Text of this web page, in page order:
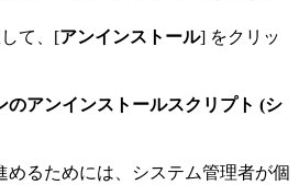
て、[アンインストール] をクリッ
のアンインストールスクリプト (シ
めるためには、システム管理者が個